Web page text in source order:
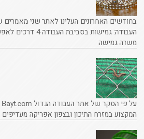
בחודשים האחרונים העלינו לאתר שני
העבודה: גמישות
משרה גמישה
המקצוע במזרח התיכון ובצפון אפריקה